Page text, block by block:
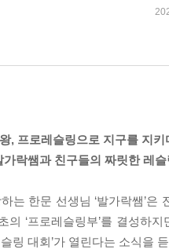
, 프로레슬링으로 지구를 지키
락쌤과 친구들의 짜릿한 레
는 한문 선생님 ‘발가락쌤’
의 ‘프로레슬링부’를 결성하
슬링 대회’가 열린다는 소식